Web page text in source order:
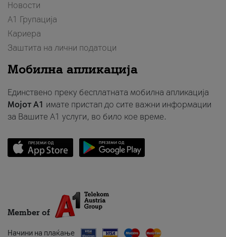
Новости
А1 Групација
Кариера
Заштита на лични податоци
Мобилна апликација
Единствено преку бесплатната мобилна апликација
Мојот A1 имате пристап до сите важни информации
за Вашите A1 услуги, во било кое време.
Member of
Начини на плаќање